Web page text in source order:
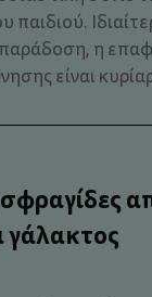
η
είναι
γάλακτος